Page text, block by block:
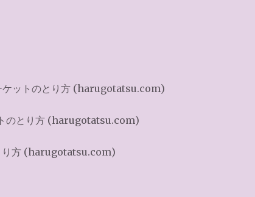
ケットのとり方 (harugotatsu.com)
のとり方 (harugotatsu.com)
り方 (harugotatsu.com)